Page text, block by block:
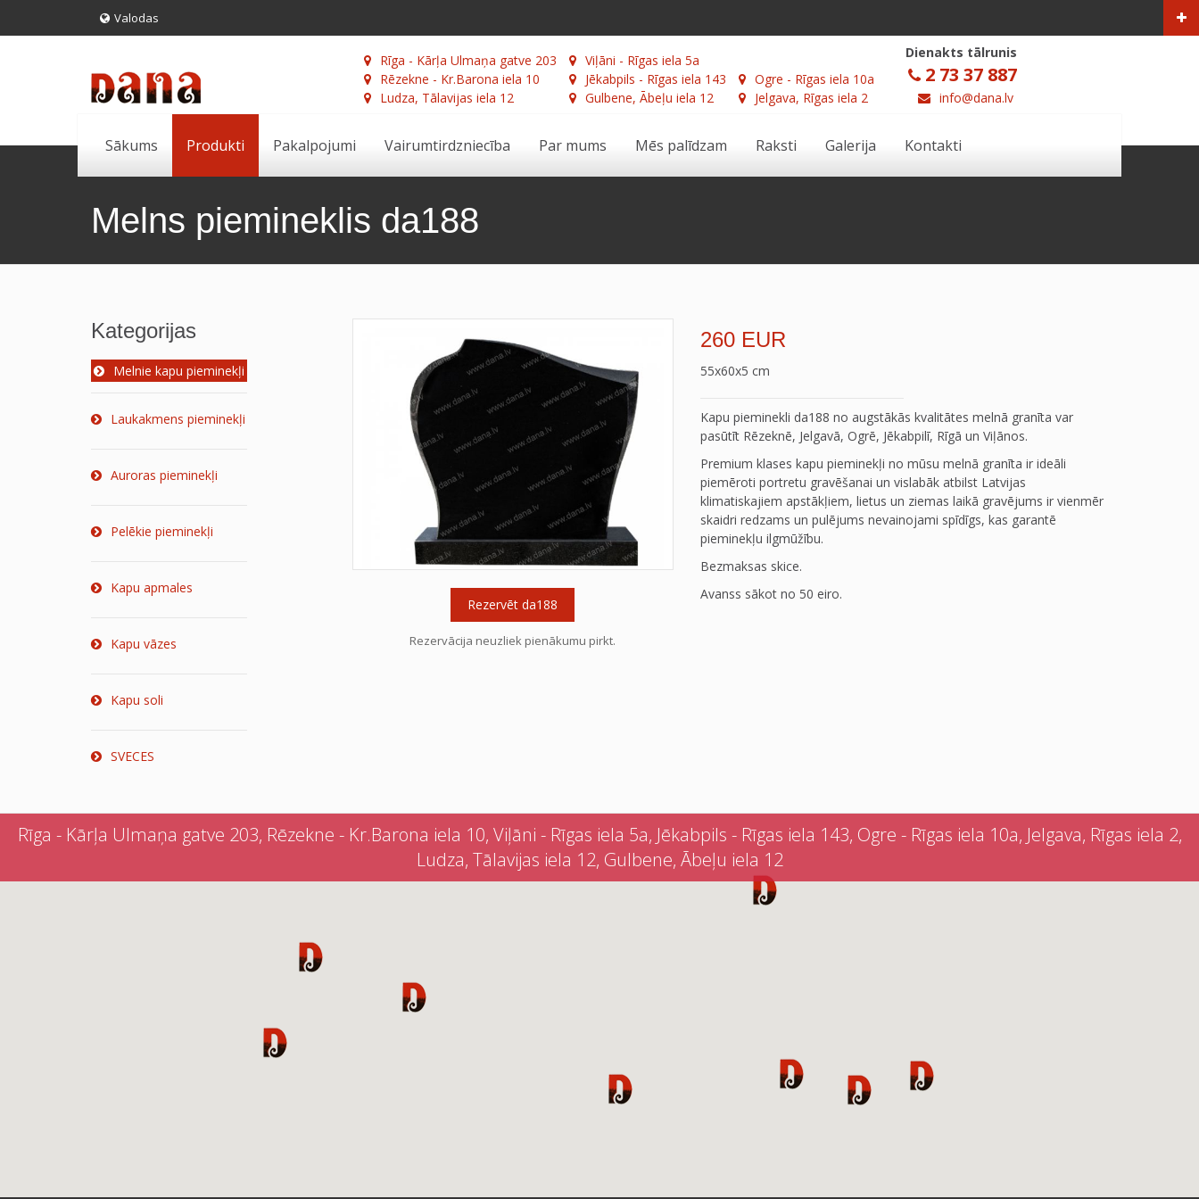
Valodas
Rīga - Kārļa Ulmaņa gatve 203
Rēzekne - Kr.Barona iela 10
Ludza, Tālavijas iela 12
Viļāni - Rīgas iela 5a
Jēkabpils - Rīgas iela 143
Gulbene, Ābeļu iela 12
Ogre - Rīgas iela 10a
Jelgava, Rīgas iela 2
Dienakts tālrunis
2 73 37 887
info@dana.lv
Sākums Produkti Pakalpojumi Vairumtirdzniecība Par mums Mēs palīdzam Raksti Galerija Kontakti
Melns piemineklis da188
Kategorijas
Melnie kapu pieminekļi
Laukakmens pieminekļi
Auroras pieminekļi
Pelēkie pieminekļi
Kapu apmales
Kapu vāzes
Kapu soli
SVECES
Rezervēt da188
Rezervācija neuzliek pienākumu pirkt.
260 EUR
55x60x5 cm
Kapu pieminekli da188 no augstākās kvalitātes melnā granīta var
pasūtīt Rēzeknē, Jelgavā, Ogrē, Jēkabpilī, Rīgā un Viļānos.
Premium klases kapu pieminekļi no mūsu melnā granīta ir ideāli
piemēroti portretu gravēšanai un vislabāk atbilst Latvijas
klimatiskajiem apstākļiem, lietus un ziemas laikā gravējums ir vienmēr
skaidri redzams un pulējums nevainojami spīdīgs, kas garantē
pieminekļu ilgmūžību.
Bezmaksas skice.
Avanss sākot no 50 eiro.
Rīga - Kārļa Ulmaņa gatve 203, Rēzekne - Kr.Barona iela 10, Viļāni - Rīgas iela 5a, Jēkabpils - Rīgas iela 143, Ogre - Rīgas iela 10a, Jelgava, Rīgas iela 2,
Ludza, Tālavijas iela 12, Gulbene, Ābeļu iela 12